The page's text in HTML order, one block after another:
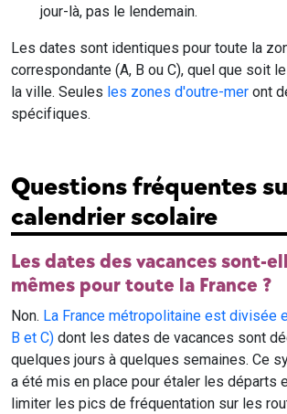
jour-là, pas le lendemain.
Les dates sont identiques pour toute la
correspondante (A, B ou C), quel que soit
la ville. Seules les zones d'outre-mer ont
spécifiques.
Questions fréquentes
calendrier scolaire
Les dates des vacances sont-
mêmes pour toute la France ?
Non. La France métropolitaine est divisée
B et C) dont les dates de vacances sont
quelques jours à quelques semaines. Ce
a été mis en place pour étaler les départs
limiter les pics de fréquentation sur les